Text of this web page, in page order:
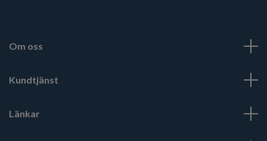
Om oss
Kundtjänst
Länkar